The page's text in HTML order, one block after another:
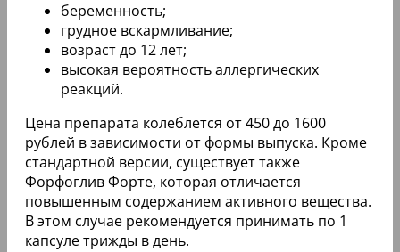
беременность;
грудное вскармливание;
возраст до 12 лет;
высокая вероятность аллергических
реакций.
Цена препарата колеблется от 450 до 1600
рублей в зависимости от формы выпуска. Кроме
стандартной версии, существует также
Форфоглив Форте, которая отличается
повышенным содержанием активного вещества.
В этом случае рекомендуется принимать по 1
капсуле трижды в день.